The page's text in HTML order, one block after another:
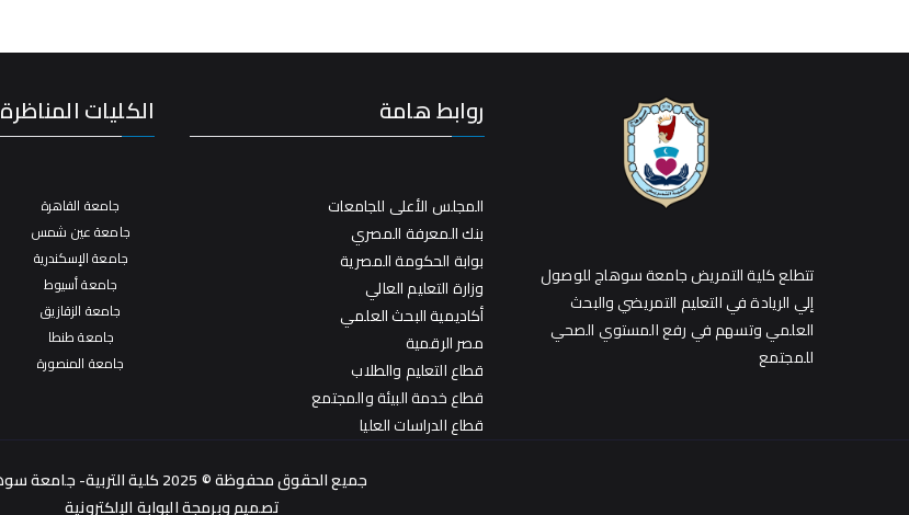
تتطلع كلية التمريض جامعة سوهاج للوصول
إلي الريادة في التعليم التمريضي والبحث
العلمي وتسهم في رفع المستوي الصحي
للمجتمع
روابط هامة
المجلس الأعلى للجامعات
بنك المعرفة المصري
بوابة الحكومة المصرية
وزارة التعليم العالي
أكاديمية البحث العلمي
مصر الرقمية
قطاع التعليم والطلاب
قطاع خدمة البيئة والمجتمع
قطاع الدراسات العليا
الكليات المناظرة
جامعة القاهرة
جامعة عين شمس
جامعة الإسكندرية
جامعة أسيوط
جامعة الزقازيق
جامعة طنطا
جامعة المنصورة
جميع الحقوق محفوظة © 2025 كلية التربية- جامعة سوهاج
تصميم وبرمجةالبوابة الإلكترونية